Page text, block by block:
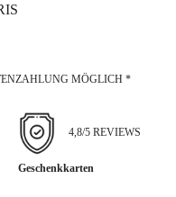
MÖGLICH *
4,8/5 REVIEWS
Geschenkkarten